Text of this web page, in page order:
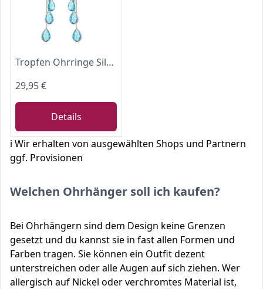
Tropfen Ohrringe Silber 925 mit Zirkonia Steine SO-277-Hellblau
29,95 €
Details
ℹ️ Wir erhalten von ausgewählten Shops und Partnern
ggf. Provisionen
Welchen Ohrhänger soll ich kaufen?
Bei Ohrhängern sind dem Design keine Grenzen
gesetzt und du kannst sie in fast allen Formen und
Farben tragen. Sie können ein Outfit dezent
unterstreichen oder alle Augen auf sich ziehen. Wer
allergisch auf Nickel oder verchromtes Material ist,